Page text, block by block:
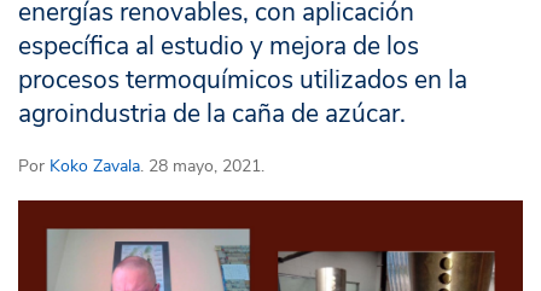
energías renovables, con aplicación
específica al estudio y mejora de los
procesos termoquímicos utilizados en la
agroindustria de la caña de azúcar.
Por Koko Zavala. 28 mayo, 2021.